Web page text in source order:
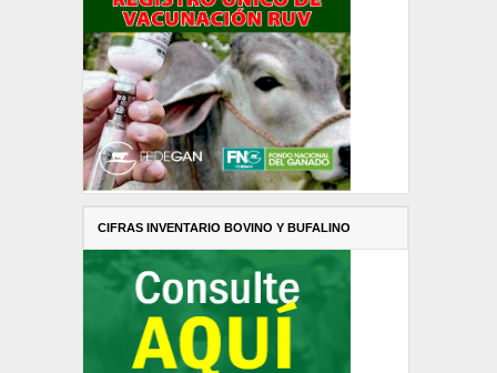
CIFRAS INVENTARIO BOVINO Y BUFALINO